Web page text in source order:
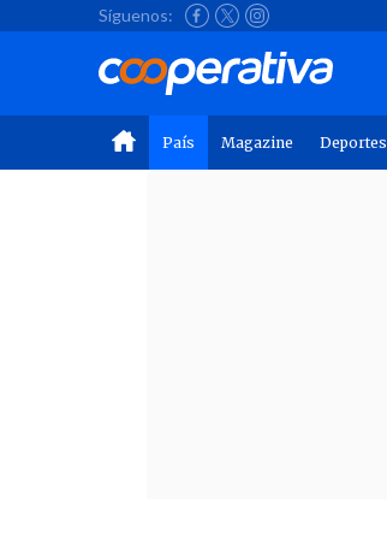
Síguenos:
País Magazine Deportes